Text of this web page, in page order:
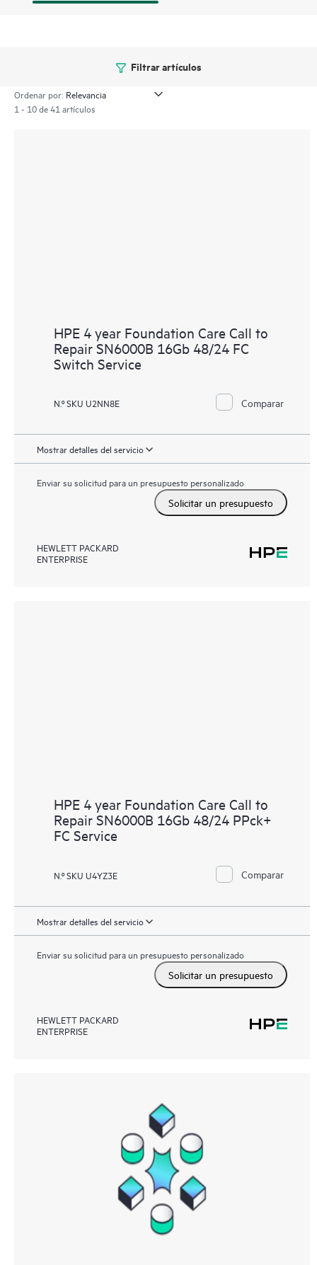
Filtrar artículos
Ordenar por:
1 - 10 de 41 artículos
HPE 4 year Foundation Care Call to
Repair SN6000B 16Gb 48/24 FC
Switch Service
N.º SKU U2NN8E Comparar
Mostrar detalles del servicio
Enviar su solicitud para un presupuesto personalizado
Solicitar un presupuesto
HEWLETT PACKARD
ENTERPRISE
HPE 4 year Foundation Care Call to
Repair SN6000B 16Gb 48/24 PPck+
FC Service
N.º SKU U4YZ3E Comparar
Mostrar detalles del servicio
Enviar su solicitud para un presupuesto personalizado
Solicitar un presupuesto
HEWLETT PACKARD
ENTERPRISE